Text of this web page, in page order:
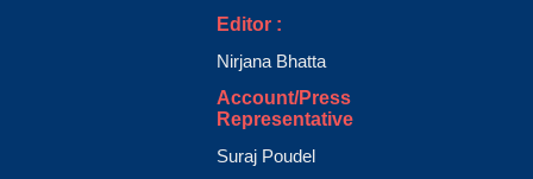
Editor :
Nirjana Bhatta
Account/Press
Representative
Suraj Poudel